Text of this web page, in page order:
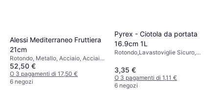
Alessi Mediterraneo Fruttiera
21cm
Rotondo, Metallo, Acciaio, Acciaio
inossidabile, Plastica, Argento,
Rosa, Rosso, Acciaio Inossidabile,
Grigio, Bianco
52,50 €
O 3 pagamenti di 17,50 €
6 negozi
Pyrex - Ciotola da portata
16.9cm 1L
Rotondo,Lavastoviglie Sicuro,
Trasparente
3,35 €
O 3 pagamenti di 1,11 €
6 negozi